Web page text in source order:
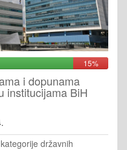
15%
i dopunama
institucijama BiH
državnih